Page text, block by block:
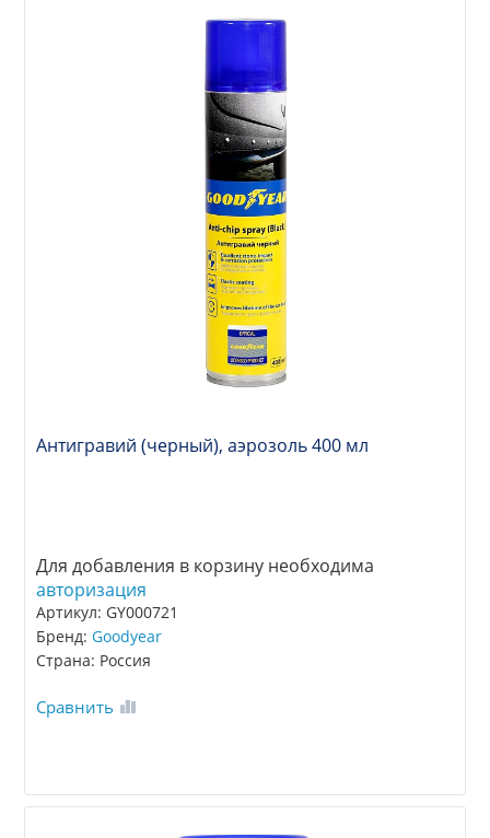
Антигравий (черный), аэрозоль 400 мл
Для добавления в корзину необходима
авторизация
Артикул: GY000721
Бренд:Goodyear
Страна: Россия
Сравнить